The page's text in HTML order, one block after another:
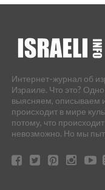
Интернет-журнал об
Израиле. Что это?
выясняем, описываем
происходит в мире
потому, что
невозможно. Но мы